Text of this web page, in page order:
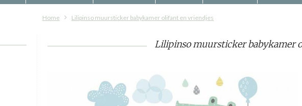
Home Lilipinso muursticker babykamer olifant en vriendjes
Lilipinso muursticker babykamer